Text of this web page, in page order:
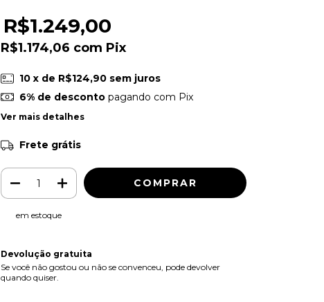
R$1.249,00
R$1.174,06 com Pix
10 x de R$124,90 sem juros
6% de descontopagando com Pix
Ver mais detalhes
Frete grátis
em estoque
Devolução gratuita
Se você não gostou ou não se convenceu, pode devolver
quando quiser.